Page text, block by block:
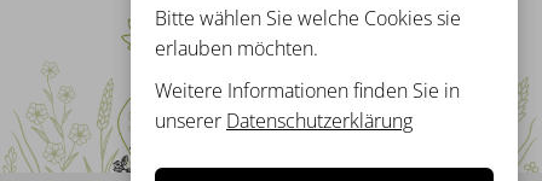
Bitte wählen Sie welche Cookies sie
erlauben möchten.
Weitere Informationen finden Sie in
unserer Datenschutzerklärung